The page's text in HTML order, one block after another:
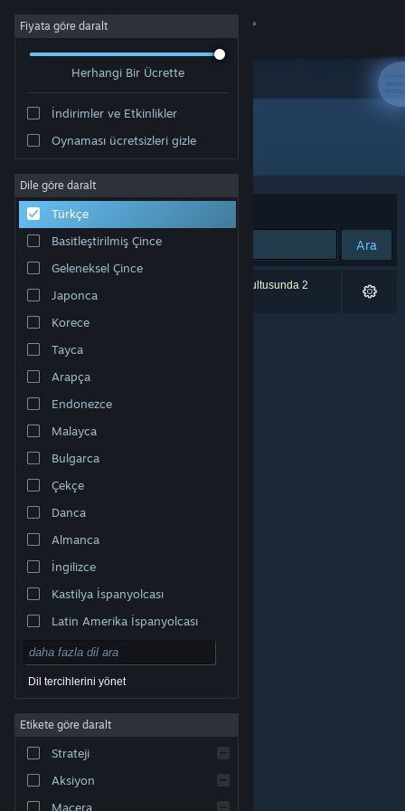
Giriş yap
Hakkında
Destek
Dili değiştir
Steam mobil uygulamasını yükle
Masaüstü internet sitesini görüntüle
markalar, ABD ve diğer ülkelerde ilgili sahiplerinin
Erişilebilirlik |
Çerezler
Fiyata göre daralt
Herhangi Bir Ücrette
İndirimler ve Etkinlikler
Oynaması ücretsizleri gizle
Dile göre daralt
Türkçe
Basitleştirilmiş Çince
Geleneksel Çince
Japonca
Korece
Tayca
Arapça
Endonezce
Malayca
Bulgarca
Çekçe
Danca
Almanca
İngilizce
Kastilya İspanyolcası
Latin Amerika İspanyolcası
Dil tercihlerini yönet
Etikete göre daralt
Strateji
Aksiyon
Macera
Yayıncı: DesktopPaints LLC
Sırala Uygunluk
Ara
0 sonuç aramanızla eşleşiyor. Tercihleriniz doğrultusunda 2
ürün dâhil edilmedi.